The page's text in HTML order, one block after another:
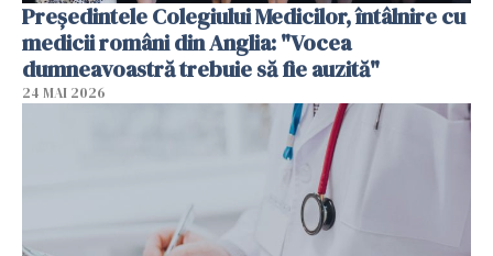
Președintele Colegiului Medicilor, întâlnire cu
medicii români din Anglia: "Vocea
dumneavoastră trebuie să fie auzită"
24 MAI 2026